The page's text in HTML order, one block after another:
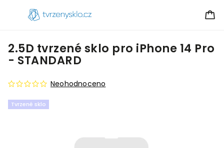
2.5D tvrzené sklo pro iPhone 14 Pro
- STANDARD
Tvrzené sklo
Neohodnoceno